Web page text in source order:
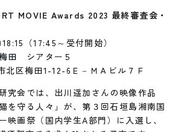
MOVIE Awards 2023 最終審査会・
（17:45～受付開始）
田 シアター５
梅田1-12-6Ｅ－ＭＡビル７Ｆ
究会では、出川遥加さんの映像作品
を守る人々」が、第３回石垣島湘南国
映画祭（国内学生A部門）に入選し、